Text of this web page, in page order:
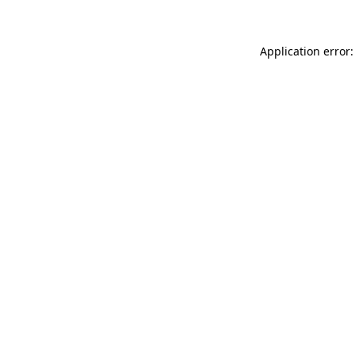
Application